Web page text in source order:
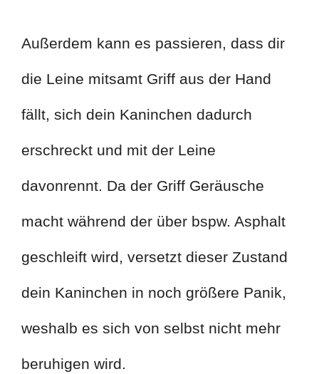
Außerdem kann es passieren, dass dir
die Leine mitsamt Griff aus der Hand
fällt, sich dein Kaninchen dadurch
erschreckt und mit der Leine
davonrennt. Da der Griff Geräusche
macht während der über bspw. Asphalt
geschleift wird, versetzt dieser Zustand
dein Kaninchen in noch größere Panik,
weshalb es sich von selbst nicht mehr
beruhigen wird.